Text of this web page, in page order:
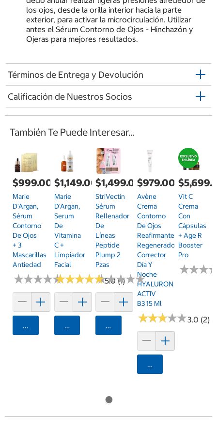
los ojos, desde la orilla interior hacia la parte
exterior, para activar la microcirculación. Utilizar
antes el Sérum Contorno de Ojos - Hinchazón y
Ojeras para mejores resultados.
Términos de Entrega y Devolución
Calificación de Nuestros Socios
También Te Puede Interesar...
$999.00
Marie
D'Argan,
Sérum
Contorno
De Ojos
+ 3
Mascarillas
Antiedad
★★★★★
★★★★★
Agregar
$1,149.00
Marie
D'Argan,
Serum
De
Vitamina
C +
Limpiador
Facial
★★★★★
★★★★★5.0 (1)
Agregar
$1,499.00
StriVectin
Sérum
Rellenador
De
Líneas
Peptide
Plump 2
Pzas
★★★★★
★★★★★
Agregar
$979.00
Avène
Crema
Contorno
De Ojos
Reafirmante,
Regenerador,
Corrector
Día Y
Noche
HYALURON
ACTIV
B3 15 Ml
★★★★★
★★★★★3.0 (2)
Agregar
Vit C
Crema
Con
Cápsulas
+ Age R
Booster
Pro
★★★
★★★